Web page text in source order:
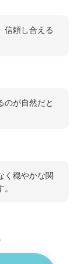
信頼し合える
のが自然だと
く穏やかな関